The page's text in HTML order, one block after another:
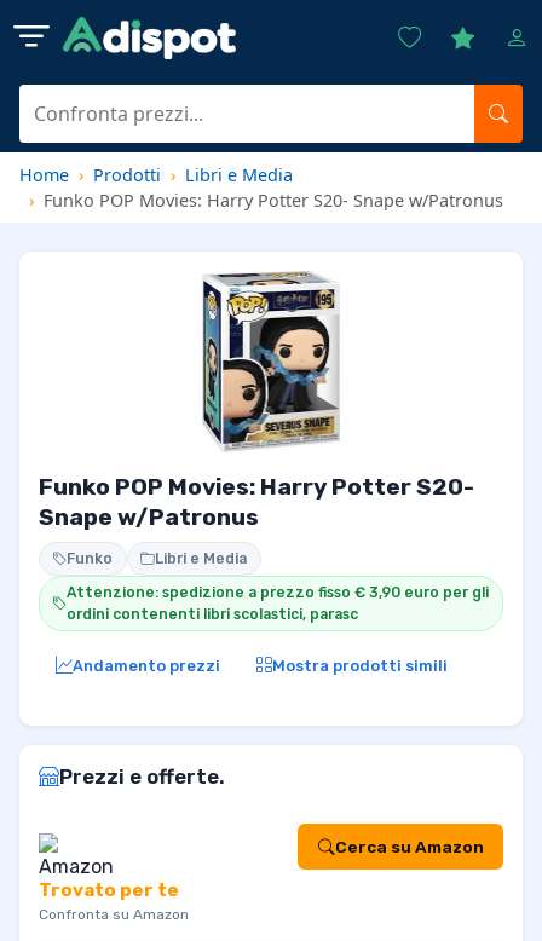
Home Prodotti
Libri e Media
Funko POP Movies: Harry Potter S20- Snape w/Patronus
Funko POP Movies: Harry Potter S20-
Snape w/Patronus
Funko
Libri e Media
Attenzione: spedizione a prezzo fisso € 3,90 euro per gli
ordini contenenti libri scolastici, parasc
Andamento prezzi Mostra prodotti simili
Prezzi e offerte.
Trovato per te
Confronta su Amazon
Cerca su Amazon